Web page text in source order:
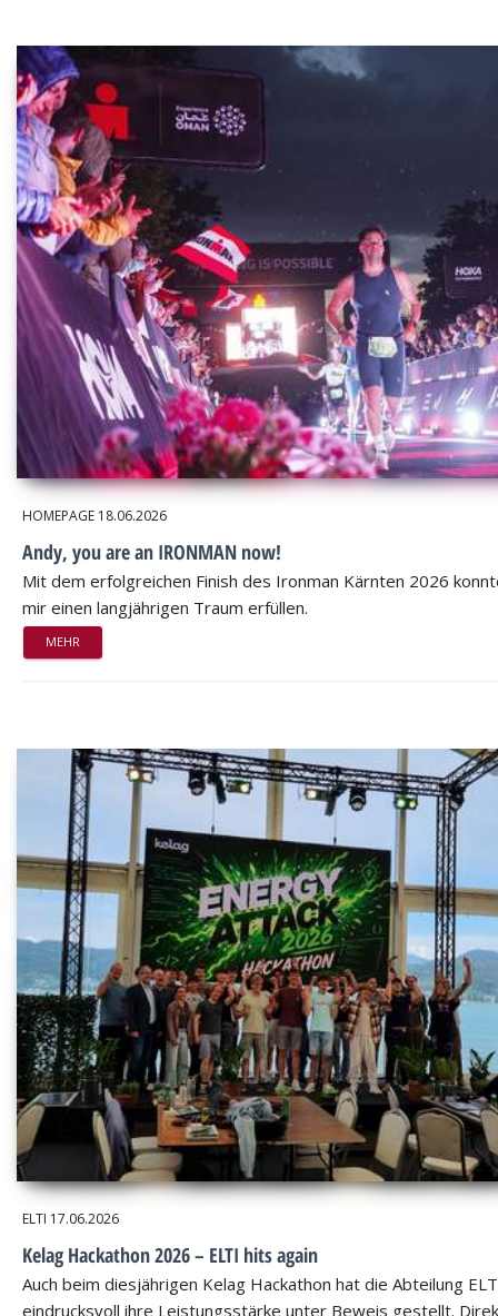
HOMEPAGE 18.06.2026
Andy, you are an IRONMAN now!
Mit dem erfolgreichen Finish des Ironman Kärnten 2026
mir einen langjährigen Traum erfüllen.
MEHR
ELTI 17.06.2026
Kelag Hackathon 2026 – ELTI hits again
Auch beim diesjährigen Kelag Hackathon hat die Abteilung
eindrucksvoll ihre Leistungsstärke unter Beweis gestellt.